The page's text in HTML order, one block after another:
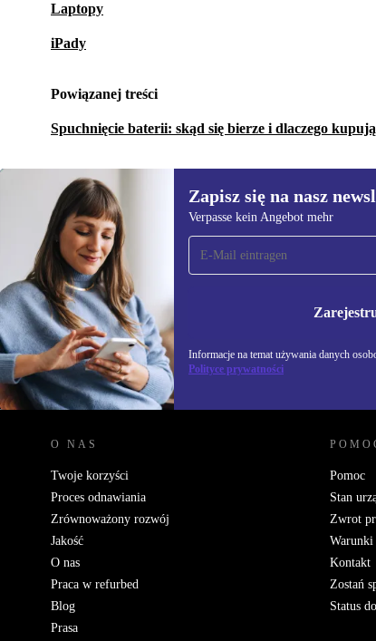
Laptopy
iPady
Powiązanej treści
Spuchnięcie baterii: skąd się bierze i dlaczego
Zapisz się na nasz
Verpasse kein Angebot mehr
Informacje na temat używania danych
Polityce prywatności
Zapisz się na nasz
newsletter!
Nie przegap żadnej oferty.
Informacje na
Polityce
REFURBED POLSKA - RETHINK NEW.
O NAS
Twoje korzyści
Proces odnawiania
Zrównoważony rozwój
Jakość
O nas
Praca w refurbed
Blog
Prasa
Pomoc
Stan
Zwrot
Warunki
Kontakt
Zostań
Status